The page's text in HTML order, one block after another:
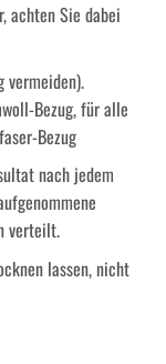
achten Sie dabei
vermeiden).
Bezug, für alle
Bezug
nach jedem
verteilt.
lassen, nicht